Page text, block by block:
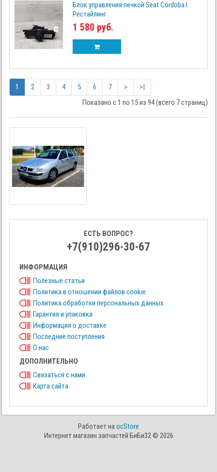
Блок управления печкой Seat Cordoba I
Рестайлинг
1 580 руб.
1 2 3 4 5 6 7 >
>|
Показано с 1 по 15 из 94 (всего 7 страниц)
ЕСТЬ ВОПРОС?
+7(910)296-30-67
ИНФОРМАЦИЯ
Полезные статьи
Политика в отношении файлов cookie
Политика обработки персональных данных
Гарантия и упаковка
Информация о доставке
Последние поступления
О нас
ДОПОЛНИТЕЛЬНО
Связаться с нами
Карта сайта
Работает наocStore
Интернет магазин запчастей БиБи32 © 2026